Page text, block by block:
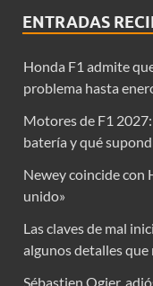
ENTRADAS
Honda F1 admite
problema hasta
Motores de F1
batería y qué
Newey coincide con
unido»
Las claves de mal
algunos detalles que
Sébastien Ogier,